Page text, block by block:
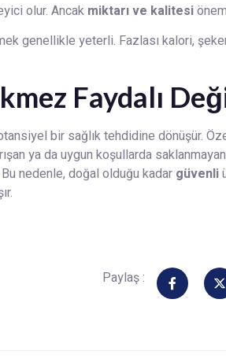
olur. Ancak miktarı ve kalitesi
genellikle yeterli. Fazlası kalori,
Faydalı
bir sağlık tehdidine dönüşür.
ya da uygun koşullarda saklanmayan
nedenle, doğal olduğu kadar güvenli
Paylaş :